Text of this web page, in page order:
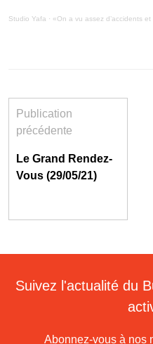
Studio Yafa · «On a vu assez d’accidents et
Publication
précédente
Le Grand Rendez-
Vous (29/05/21)
Suivez l'actualité du
Abonnez-vous à nos